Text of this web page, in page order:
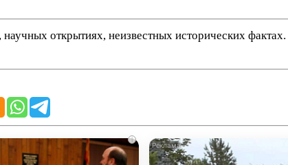
открытиях, неизвестных исторических фактах.
i